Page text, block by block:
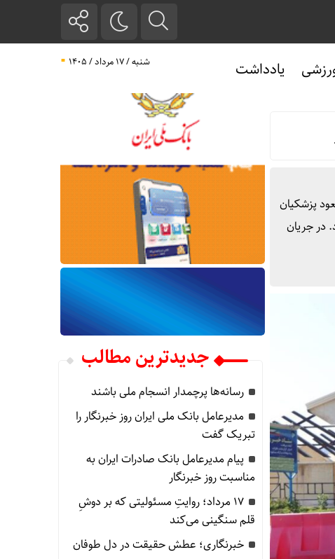
یادداشت شنبه / ۱۷ مرداد / ۱۴۰۵
پزشکیان
در جریان
جدیدترین مطالب
رسانه‌ها پرچمدار انسجام ملی باشند
مدیرعامل بانک ملی ایران روز خبرنگار را
تبریک گفت
پیام مدیرعامل بانک صادرات ایران به
مناسبت روز خبرنگار
۱۷ مرداد؛ روایتِ مسئولیتی که بر دوشِ
قلم سنگینی می‌کند
خبرنگاری؛ عطش حقیقت در دل طوفان